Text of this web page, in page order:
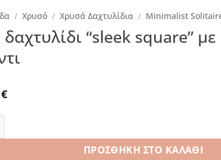
/ Χρυσό / Χρυσά Δαχτυλίδια / Minimalist
“sleek square”
€
“sleek square” με lab grown διαμάντι ποσότητα
ΠΡΟΣΘΉΚΗ ΣΤΟ ΚΑΛΆΘΙ